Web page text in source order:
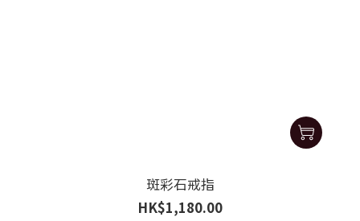
斑彩石戒指
HK$1,180.00